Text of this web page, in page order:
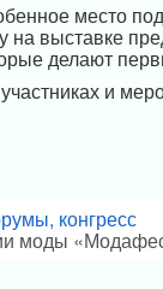
место
на выставке
делают
и
конгресс
моды